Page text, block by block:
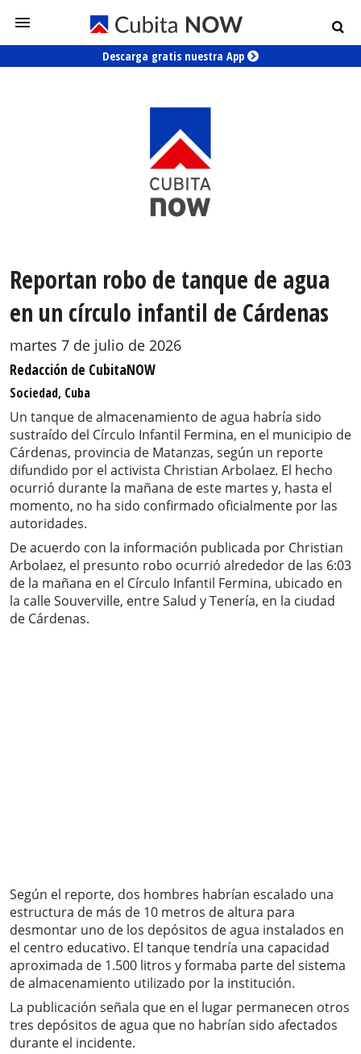
Descarga gratis nuestra App
Reportan robo de tanque de agua
en un círculo infantil de Cárdenas
martes 7 de julio de 2026
Redacción de CubitaNOW
Sociedad, Cuba
Un tanque de almacenamiento de agua habría sido
sustraído del Círculo Infantil Fermina, en el municipio de
Cárdenas, provincia de Matanzas, según un reporte
difundido por el activista Christian Arbolaez. El hecho
ocurrió durante la mañana de este martes y, hasta el
momento, no ha sido confirmado oficialmente por las
autoridades.
De acuerdo con la información publicada por Christian
Arbolaez, el presunto robo ocurrió alrededor de las 6:03
de la mañana en el Círculo Infantil Fermina, ubicado en
la calle Souverville, entre Salud y Tenería, en la ciudad
de Cárdenas.
Según el reporte, dos hombres habrían escalado una
estructura de más de 10 metros de altura para
desmontar uno de los depósitos de agua instalados en
el centro educativo. El tanque tendría una capacidad
aproximada de 1.500 litros y formaba parte del sistema
de almacenamiento utilizado por la institución.
La publicación señala que en el lugar permanecen otros
tres depósitos de agua que no habrían sido afectados
durante el incidente.